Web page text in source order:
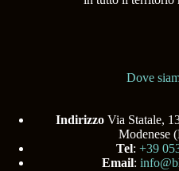
Dove
Indirizzo Via Statale,
Modenese
Tel:+39
Email: